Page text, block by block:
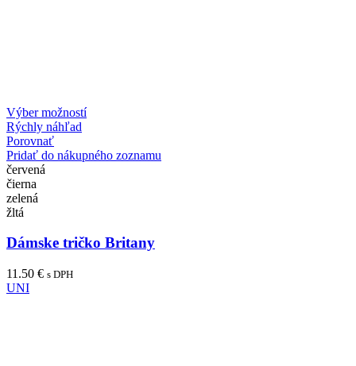
Výber možností
Rýchly náhľad
Porovnať
Pridať do nákupného zoznamu
červená
čierna
zelená
žltá
Dámske tričko Britany
11.50 € s DPH
UNI